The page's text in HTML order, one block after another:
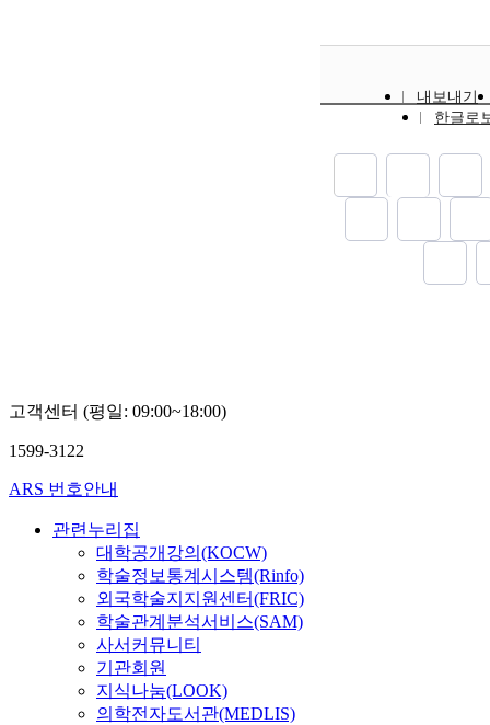
내보내기
한글로
고객센터 (평일: 09:00~18:00)
1599-3122
ARS 번호안내
관련누리집
대학공개강의(KOCW)
학술정보통계시스템(Rinfo)
외국학술지지원센터(FRIC)
학술관계분석서비스(SAM)
사서커뮤니티
기관회원
지식나눔(LOOK)
의학전자도서관(MEDLIS)